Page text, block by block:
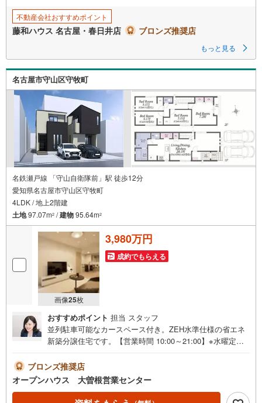
す
る
不動産会社おすすめポイント
藤和ハウス 名古屋・春日井店 ブロンズ推奨店
もっと見る
名古屋市守山区守牧町
名鉄瀬戸線 「守山自衛隊前」駅 徒歩12分
愛知県名古屋市守山区守牧町
4LDK / 地上2階建
土地97.07m2 /建物95.64m2
画像25枚
3,980万円
成約でもらえる
おすすめポイント 担当 スタッフ
並列駐車可能なカースペース付き。ZEH水準仕様の省エネ
新築分譲住宅です。【営業時間 10:00～21:00】※水曜定休
気軽にご連絡ください！現地を見学される場合は「室内・
現地を見学する（無料）」ボタンよりご希望の日時をご記
入いただけますとスムーズにご案内が可能です。◎現地の
ご案内について・平日や夜遅い時間帯もご案内が可能 ※定
ブロンズ推奨店
オープンハウス 大曽根営業センター